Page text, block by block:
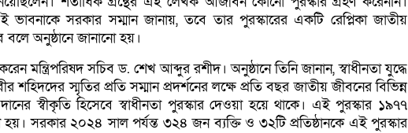
ভাবনাকে সরকার সম্মান জানায়, তবে তার পুরস্কারের একটি রেপ্লিকা জাতীয়
বলে অনুষ্ঠানে জানানো হয়।
মন্ত্রিপরিষদ সচিব ড. শেখ আব্দুর রশীদ। অনুষ্ঠানে তিনি জানান, স্বাধীনতা যুদ্ধে
শহিদদের স্মৃতির প্রতি সম্মান প্রদর্শনের লক্ষে প্রতি বছর জাতীয় জীবনের বিভিন্ন
স্বীকৃতি হিসেবে স্বাধীনতা পুরস্কার দেওয়া হয়ে থাকে। এই পুরস্কার ১৯৭৭
হয়। সরকার ২০২৪ সাল পর্যন্ত ৩২৪ জন ব্যক্তি ও ৩২টি প্রতিষ্ঠানকে এই পুরস্কার